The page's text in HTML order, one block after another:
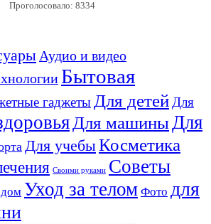
Проголосовало: 8334
Аудио и видео
Бытовая
гаджеты Для детейДля
Для машиныДля
Для учебыКосметика
Своими руками Советы
Уход за телом Фото для